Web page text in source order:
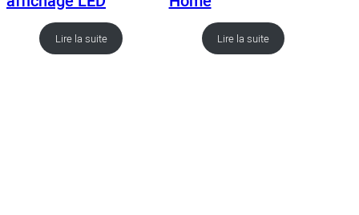
Lire la suite Lire la suite